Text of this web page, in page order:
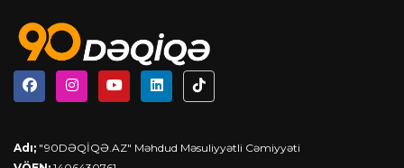
Adı; "90DƏQİQƏ.AZ" Məhdud Məsuliyyətli Cəmiyyəti